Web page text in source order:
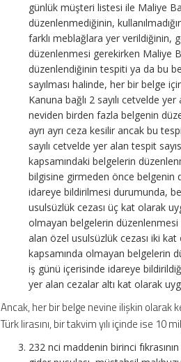
günlük müşteri listesi ile Maliye
düzenlenmediğinin,
farklı meblağlara yer verildiğinin,
düzenlenmesi gerekirken Maliye
düzenlendiğinin tespiti ya da bu
sayılması halinde, her bir belge
Kanuna bağlı 2 sayılı cetvelde
neviden birden fazla belgenin
ayrı ayrı ceza kesilir ancak bu
sayılı cetvelde yer alan tespit
kapsamındaki belgelerin
bilgisine girmeden önce belgenin
idareye bildirilmesi durumunda,
usulsüzlük cezası üç kat olarak
olmayan belgelerin
alan özel usulsüzlük cezası iki
kapsamında olmayan belgelerin
iş günü içerisinde idareye
yer alan cezalar altı kat olarak
Ancak, her bir belge nevine ilişkin olarak
Türk lirasını, bir takvim yılı içinde ise 10
232 nci maddenin birinci